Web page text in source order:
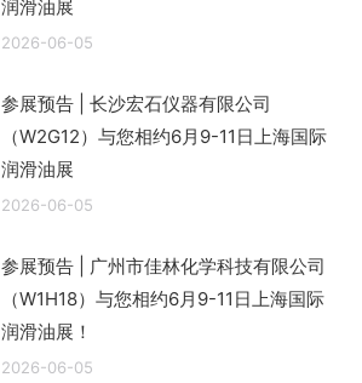
润滑油展
2026-06-05
参展预告 | 长沙宏石仪器有限公司
（W2G12）与您相约6月9-11日上海国际
润滑油展
2026-06-05
参展预告 | 广州市佳林化学科技有限公司
（W1H18）与您相约6月9-11日上海国际
润滑油展！
2026-06-05